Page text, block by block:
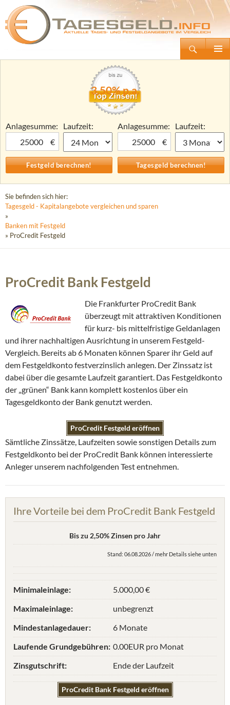
Tagesgeld.info – Tagesgeldkonten vergleichen und Tagesgeld-Zinsen berechnen
Zum
3,50% p.a.
Anlagesumme:
€
Laufzeit:
Anlagesumme:
€
Laufzeit:
Sie befinden sich hier:
Tagesgeld - Kapitalangebote vergleichen und sparen
»
Banken mit Festgeld
» ProCredit Festgeld
ProCredit Bank Festgeld
Die Frankfurter ProCredit Bank
überzeugt mit attraktiven Konditionen
für kurz- bis mittelfristige Geldanlagen
und ihrer nachhaltigen Ausrichtung in unserem Festgeld-
Vergleich. Bereits ab 6 Monaten können Sparer ihr Geld auf
dem Festgeldkonto festverzinslich anlegen. Der Zinssatz ist
dabei über die gesamte Laufzeit garantiert. Das Festgeldkonto
der „grünen“ Bank kann komplett kostenlos über ein
Tagesgeldkonto der Bank genutzt werden.
ProCredit Festgeld eröffnen
Sämtliche Zinssätze, Laufzeiten sowie sonstigen Details zum
Festgeldkonto bei der ProCredit Bank können interessierte
Anleger unserem nachfolgenden Test entnehmen.
Ihre Vorteile bei dem ProCredit Bank Festgeld
Bis zu 2,50% Zinsen pro Jahr
Stand: 06.08.2026 / mehr Details siehe unten
Minimaleinlage:
5.000,00 €
Maximaleinlage:
unbegrenzt
Mindestanlagedauer:
6 Monate
Laufende Grundgebühren: 0.00EUR pro Monat
Zinsgutschrift:
Ende der Laufzeit
ProCredit Bank Festgeld eröffnen